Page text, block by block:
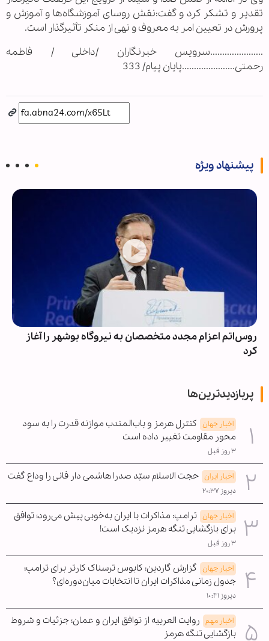
تقدیر و تشکر کرد و گفت:‌نقش روسای آموزشگاه‌ها و آموزش و
پرورش در تعیین امر به معروف و نهی از منکر تأثیرگذار است.
......................سرویس خبرنگاران /داخلی / فاطمه
رحمتی......................پایان پیام/ 333
پیشنهاد ویژه
روس‌اتم اعزام مجدد متخصصان به نیروگاه بوشهر را آغاز
کرد
پربازدیدترین‌ها
اخبار جهان کنترل هرمز و باب‌المندب موازنه قدرت را به سود
محور مقاومت تغییر داده است
۳ روز قبل
اخبار ایران حجت الاسلام سیّد صدرا هاشمی دار فانی را وداع گفت
دیروز ۲۰:۳۷
اخبار جهان ترامپ: مذاکرات با ایران به‌خوبی پیش می‌رود؛ توافق
برای بازگشایی تنگه هرمز نزدیک است!
۳ روز قبل
اخبار جهان گزارش گاردین: کابوس ترسناک کارتر برای ترامپ؛
جدول زمانی مذاکرات ایران تا انتخابات میان‌دوره‌ای؟
دیروز ۱۰:۴۱
اخبار مهم روایت العربیه از توافق ایران و عمان؛ جزئیات و شروط
بازگشایی تنگه هرمز